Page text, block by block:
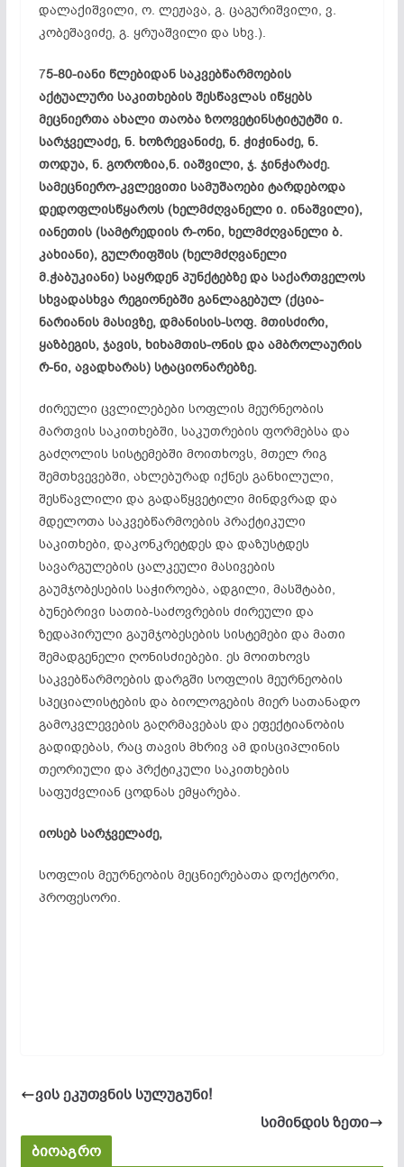
დალაქიშვილი, ო. ლეჟავა, გ. ცაგურიშვილი, ვ.
კობეშავიძე, გ. ყრუაშვილი და სხვ.).
75-80-იანი წლებიდან საკვებწარმოების
აქტუალური საკითხების შესწავლას იწყებს
მეცნიერთა ახალი თაობა ზოოვეტინსტიტუტში ი.
სარჯველაძე, ნ. ხოზრევანიძე, ნ. ჭიჭინაძე, ნ.
თოდუა, ნ. გოროზია,ნ. იაშვილი, ჯ. ჯინჭარაძე.
სამეცნიერო-კვლევითი სამუშაოები ტარდებოდა
დედოფლისწყაროს (ხელმძღვანელი ი. ინაშვილი),
იანეთის (სამტრედიის რ-ონი, ხელმძღვანელი ბ.
კახიანი), გულრიფშის (ხელმძღვანელი
მ.ჭაბუკიანი) საყრდენ პუნქტებზე და საქართველოს
სხვადასხვა რეგიონებში განლაგებულ (ქცია-
ნარიანის მასივზე, დმანისის-სოფ. მთისძირი,
ყაზბეგის, ჯავის, ხიხამთის-ონის და ამბროლაურის
რ-ნი, ავადხარას) სტაციონარებზე.
ძირეული ცვლილებები სოფლის მეურნეობის
მართვის საკითხებში, საკუთრების ფორმებსა და
გაძღოლის სისტემებში მოითხოვს, მთელ რიგ
შემთხვევებში, ახლებურად იქნეს განხილული,
შესწავლილი და გადაწყვეტილი მინდვრად და
მდელოთა საკვებწარმოების პრაქტიკული
საკითხები, დაკონკრეტდეს და დაზუსტდეს
სავარგულების ცალკეული მასივების
გაუმჯობესების საჭიროება, ადგილი, მასშტაბი,
ბუნებრივი სათიბ-საძოვრების ძირეული და
ზედაპირული გაუმჯობესების სისტემები და მათი
შემადგენელი ღონისძიებები. ეს მოითხოვს
საკვებწარმოების დარგში სოფლის მეურნეობის
სპეციალისტების და ბიოლოგების მიერ სათანადო
გამოკვლევების გაღრმავებას და ეფექტიანობის
გადიდებას, რაც თავის მხრივ ამ დისციპლინის
თეორიული და პრქტიკული საკითხების
საფუძვლიან ცოდნას ემყარება.
იოსებ სარჯველაძე,
სოფლის მეურნეობის მეცნიერებათა დოქტორი,
პროფესორი.
ვის ეკუთვნის სულუგუნი!
სიმინდის ზეთი
ბიოაგრო